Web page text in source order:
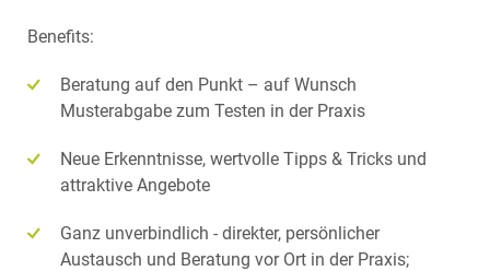
Benefits:
Beratung auf den Punkt – auf Wunsch
Musterabgabe zum Testen in der Praxis
Neue Erkenntnisse, wertvolle Tipps & Tricks und
attraktive Angebote
Ganz unverbindlich - direkter, persönlicher
Austausch und Beratung vor Ort in der Praxis;